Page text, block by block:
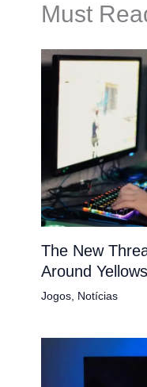
Must
The New
Around
Jogos, Notícias